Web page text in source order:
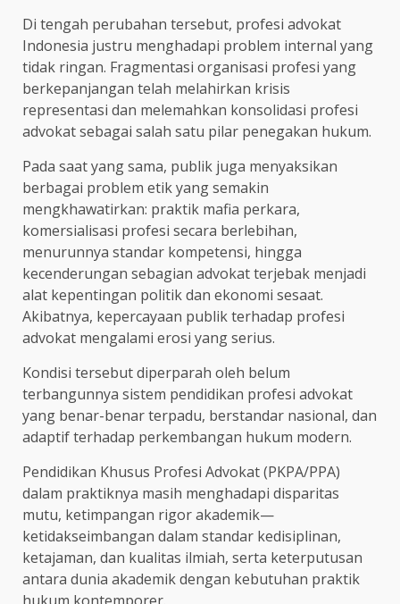
Di tengah perubahan tersebut, profesi advokat
Indonesia justru menghadapi problem internal yang
tidak ringan. Fragmentasi organisasi profesi yang
berkepanjangan telah melahirkan krisis
representasi dan melemahkan konsolidasi profesi
advokat sebagai salah satu pilar penegakan hukum.
Pada saat yang sama, publik juga menyaksikan
berbagai problem etik yang semakin
mengkhawatirkan: praktik mafia perkara,
komersialisasi profesi secara berlebihan,
menurunnya standar kompetensi, hingga
kecenderungan sebagian advokat terjebak menjadi
alat kepentingan politik dan ekonomi sesaat.
Akibatnya, kepercayaan publik terhadap profesi
advokat mengalami erosi yang serius.
Kondisi tersebut diperparah oleh belum
terbangunnya sistem pendidikan profesi advokat
yang benar-benar terpadu, berstandar nasional, dan
adaptif terhadap perkembangan hukum modern.
Pendidikan Khusus Profesi Advokat (PKPA/PPA)
dalam praktiknya masih menghadapi disparitas
mutu, ketimpangan rigor akademik—
ketidakseimbangan dalam standar kedisiplinan,
ketajaman, dan kualitas ilmiah, serta keterputusan
antara dunia akademik dengan kebutuhan praktik
hukum kontemporer.